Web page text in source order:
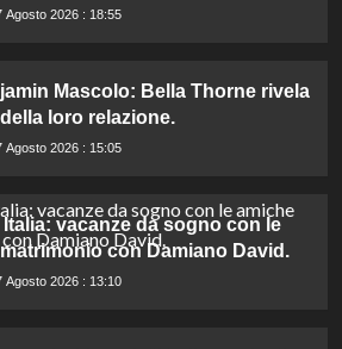
Agosto 2026 : 18:55
Mascolo: Bella Thorne rivela
loro relazione.
Agosto 2026 : 15:05
vacanze da sogno con le
con Damiano David.
Agosto 2026 : 13:10